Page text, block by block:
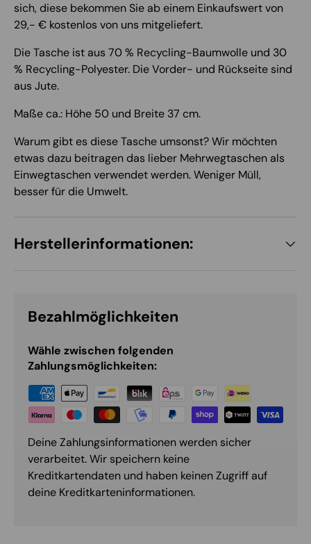
sich, diese bekommen Sie ab einem Einkaufswert von
29,- € kostenlos von uns mitgeliefert.
Die Tasche ist aus 70 % Recycling-Baumwolle und 30
% Recycling-Polyester. Die Vorder- und Rückseite sind
aus Jute.
Maße ca.: Höhe 50 und Breite 37 cm.
Warum gibt es diese Tasche umsonst? Wir möchten
etwas dazu beitragen das lieber Mehrwegtaschen als
Einwegtaschen verwendet werden. Weniger Müll,
besser für die Umwelt.
Herstellerinformationen:
Bezahlmöglichkeiten
Wähle zwischen folgenden
Zahlungsmöglichkeiten:
Deine Zahlungsinformationen werden sicher
verarbeitet. Wir speichern keine
Kreditkartendaten und haben keinen Zugriff auf
deine Kreditkarteninformationen.